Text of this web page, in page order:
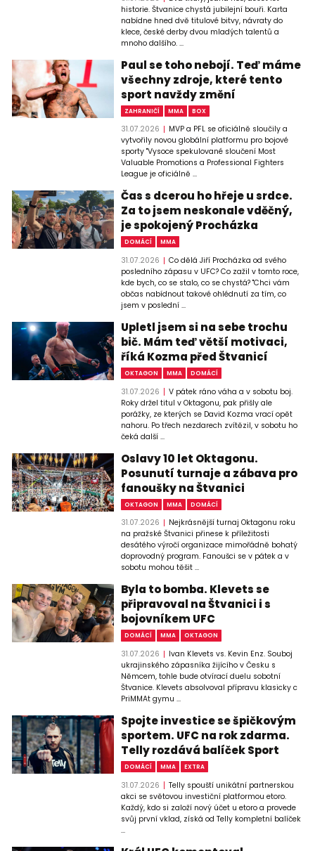
historie. Štvanice chystá jubilejní bouři. Karta
nabídne hned dvě titulové bitvy, návraty do
klece, české derby dvou mladých talentů a
mnoho dalšího. ...
Paul se toho nebojí. Teď máme
všechny zdroje, které tento
sport navždy změní
ZAHRANIČÍ MMA BOX
31.07.2026
MVP a PFL se oficiálně sloučily a
vytvořily novou globální platformu pro bojové
sporty "Vysoce spekulované sloučení Most
Valuable Promotions a Professional Fighters
League je oficiálně ...
Čas s dcerou ho hřeje u srdce.
Za to jsem neskonale vděčný,
je spokojený Procházka
DOMÁCÍ MMA
31.07.2026
Co dělá Jiří Procházka od svého
posledního zápasu v UFC? Co zažil v tomto roce,
kde bych, co se stalo, co se chystá? "Chci vám
občas nabídnout takové ohlédnutí za tím, co
jsem v poslední ...
Upletl jsem si na sebe trochu
bič. Mám teď větší motivaci,
říká Kozma před Štvanicí
OKTAGON MMA DOMÁCÍ
31.07.2026
V pátek ráno váha a v sobotu boj.
Roky držel titul v Oktagonu, pak přišly ale
porážky, ze kterých se David Kozma vrací opět
nahoru. Po třech nezdarech zvítězil, v sobotu ho
čeká další ...
Oslavy 10 let Oktagonu.
Posunutí turnaje a zábava pro
fanoušky na Štvanici
OKTAGON MMA DOMÁCÍ
31.07.2026
Nejkrásnější turnaj Oktagonu roku
na pražské Štvanici přinese k příležitosti
desátého výročí organizace mimořádně bohatý
doprovodný program. Fanoušci se v pátek a v
sobotu mohou těšit ...
Byla to bomba. Klevets se
připravoval na Štvanici i s
bojovníkem UFC
DOMÁCÍ MMA OKTAGON
31.07.2026
Ivan Klevets vs. Kevin Enz. Souboj
ukrajinského zápasníka žijícího v Česku s
Němcem, tohle bude otvírací duelu sobotní
Štvanice. Klevets absolvoval přípravu klasicky c
PriMMAt gymu ...
Spojte investice se špičkovým
sportem. UFC na rok zdarma.
Telly rozdává balíček Sport
DOMÁCÍ MMA EXTRA
31.07.2026
Telly spouští unikátní partnerskou
akci se světovou investiční platformou etoro.
Každý, kdo si založí nový účet u etoro a provede
svůj první vklad, získá od Telly kompletní balíček
...